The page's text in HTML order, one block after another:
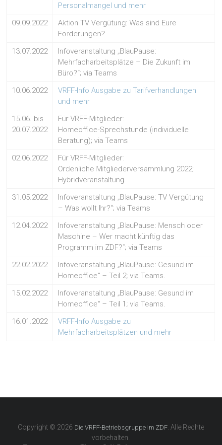
Personalmangel und mehr
09.09.2022
Aktion TV Vergütung: Was sind Eure
Forderungen?
13.07.2022
Infoveranstaltung „BlauPause:
Mehrfacharbeitsplätze – Die Zukunft im
Büro?“; via Teams
10.06.2022
VRFF-Info Ausgabe zu Tarifverhandlungen
und mehr
15.06. bis
20.07.2022
Für VRFF-Mitglieder:
Homeoffice-Sprechstunde (individuelle
Beratung); via Teams
02.06.2022
Für VRFF-Mitglieder:
Ordenliche Mitgliederversammlung 2022;
Hybridveranstaltung
31.05.2022
Infoveranstaltung „BlauPause: TV Vergütung
– Was wollt Ihr?“; via Teams
12.04.2022
Infoveranstaltung „BlauPause: Mensch oder
Maschine – Wer macht künftig das
Programm im ZDF?“; via Teams
22.02.2022
Infoveranstaltung „BlauPause: Gesund im
Homeoffice“ – Teil 2; via Teams.
15.02.2022
Infoveranstaltung „BlauPause: Gesund im
Homeoffice“ – Teil 1; via Teams.
16.01.2022
VRFF-Info Ausgabe zu
Mehrfacharbeitsplätzen und mehr
Copyright © 2026 Die VRFF-Betriebsgruppe im ZDF. Alle Rechte
vorbehalten.